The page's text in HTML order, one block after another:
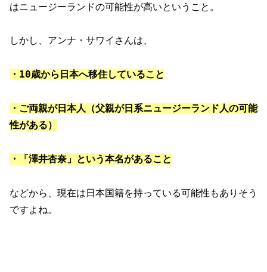
はニュージーランドの可能性が高いということ。
しかし、アンナ・サワイさんは、
・10歳から日本へ移住していること
・ご両親が日本人（父親が日系ニュージーランド人の可能
性がある）
・「澤井杏奈」という本名があること
などから、現在は日本国籍を持っている可能性もありそう
ですよね。